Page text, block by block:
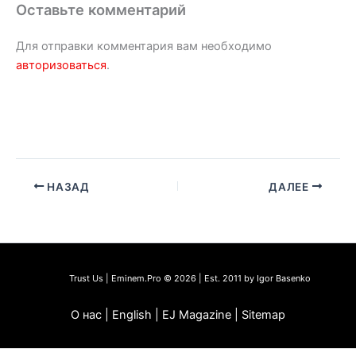
Оставьте комментарий
Для отправки комментария вам необходимо
авторизоваться.
НАЗАД ДАЛЕЕ
Trust Us | Eminem.Pro © 2026 | Est. 2011 by Igor Basenko
О нас | English | EJ Magazine | Sitemap